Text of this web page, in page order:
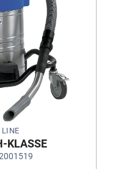
LINE
KLASSE